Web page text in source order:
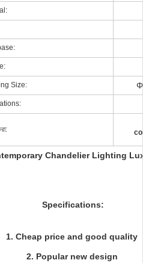
Size:
Chandelier Lighting
Specifications:
1. Cheap price and good quality
2. Popular new design